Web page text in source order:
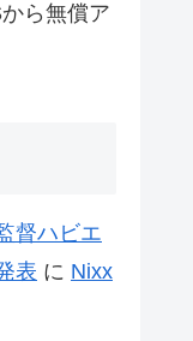
ら無償ア
督ハビエ
表 に Nixx